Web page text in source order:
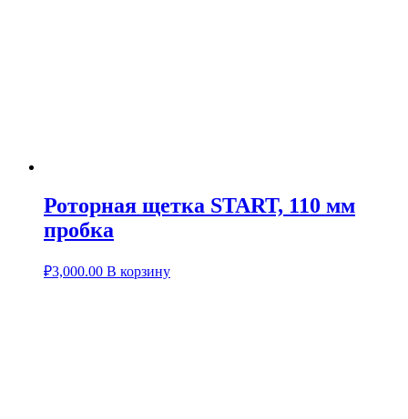
Роторная щетка START, 110 мм
пробка
₽3,000.00 В корзину